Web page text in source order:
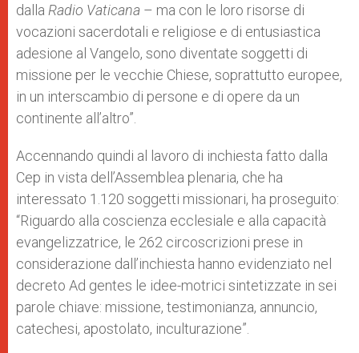
dalla Radio Vaticana – ma con le loro risorse di
vocazioni sacerdotali e religiose e di entusiastica
adesione al Vangelo, sono diventate soggetti di
missione per le vecchie Chiese, soprattutto europee,
in un interscambio di persone e di opere da un
continente all’altro”.
Accennando quindi al lavoro di inchiesta fatto dalla
Cep in vista dell’Assemblea plenaria, che ha
interessato 1.120 soggetti missionari, ha proseguito:
“Riguardo alla coscienza ecclesiale e alla capacità
evangelizzatrice, le 262 circoscrizioni prese in
considerazione dall’inchiesta hanno evidenziato nel
decreto Ad gentes le idee-motrici sintetizzate in sei
parole chiave: missione, testimonianza, annuncio,
catechesi, apostolato, inculturazione”.